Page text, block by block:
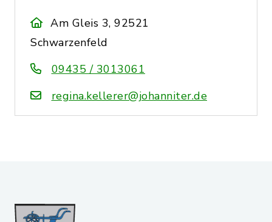
Am Gleis 3, 92521
Schwarzenfeld
09435 / 3013061
regina.kellerer@johanniter.de